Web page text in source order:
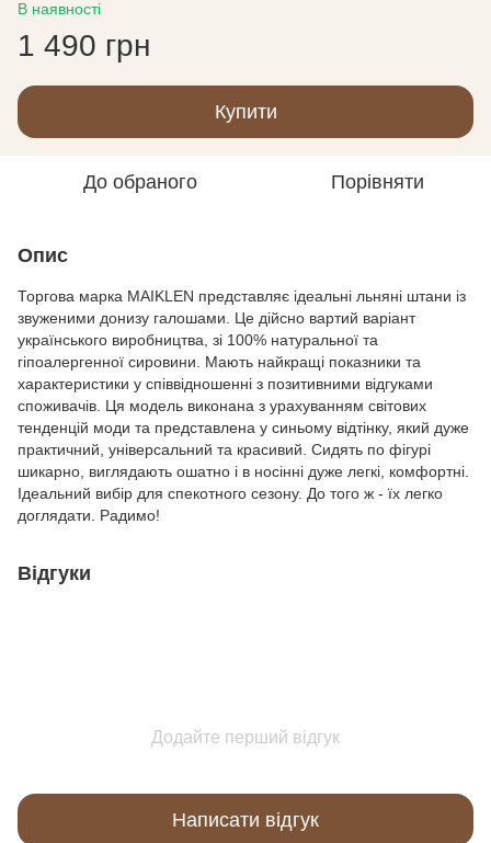
В наявності
1 490 грн
Купити
До обраного Порівняти
Опис
Торгова марка MAIKLEN представляє ідеальні льняні штани із
звуженими донизу галошами. Це дійсно вартий варіант
українського виробництва, зі 100% натуральної та
гіпоалергенної сировини. Мають найкращі показники та
характеристики у співвідношенні з позитивними відгуками
споживачів. Ця модель виконана з урахуванням світових
тенденцій моди та представлена ​​у синьому відтінку, який дуже
практичний, універсальний та красивий. Сидять по фігурі
шикарно, виглядають ошатно і в носінні дуже легкі, комфортні.
Ідеальний вибір для спекотного сезону. До того ж - їх легко
доглядати. Радимо!
Відгуки
Додайте перший відгук
Написати відгук